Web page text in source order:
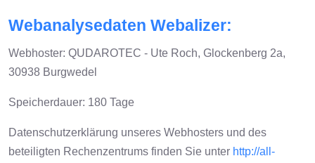
Webanalysedaten Webalizer:
Webhoster: QUDAROTEC - Ute Roch, Glockenberg 2a,
30938 Burgwedel
Speicherdauer: 180 Tage
Datenschutzerklärung unseres Webhosters und des
beteiligten Rechenzentrums finden Sie unter http://all-